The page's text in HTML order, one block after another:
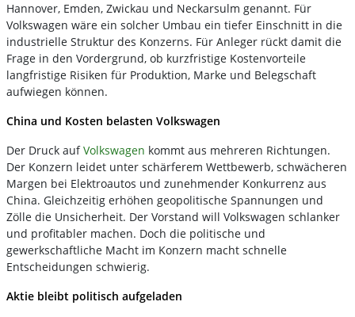
Hannover, Emden, Zwickau und Neckarsulm genannt. Für
Volkswagen wäre ein solcher Umbau ein tiefer Einschnitt in die
industrielle Struktur des Konzerns. Für Anleger rückt damit die
Frage in den Vordergrund, ob kurzfristige Kostenvorteile
langfristige Risiken für Produktion, Marke und Belegschaft
aufwiegen können.
China und Kosten belasten Volkswagen
Der Druck aufVolkswagen kommt aus mehreren Richtungen.
Der Konzern leidet unter schärferem Wettbewerb, schwächeren
Margen bei Elektroautos und zunehmender Konkurrenz aus
China. Gleichzeitig erhöhen geopolitische Spannungen und
Zölle die Unsicherheit. Der Vorstand will Volkswagen schlanker
und profitabler machen. Doch die politische und
gewerkschaftliche Macht im Konzern macht schnelle
Entscheidungen schwierig.
Aktie bleibt politisch aufgeladen